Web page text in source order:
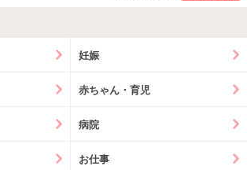
妊娠
赤ちゃん・育児
病院
お仕事